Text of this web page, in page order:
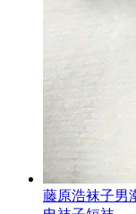
藤原浩袜子男